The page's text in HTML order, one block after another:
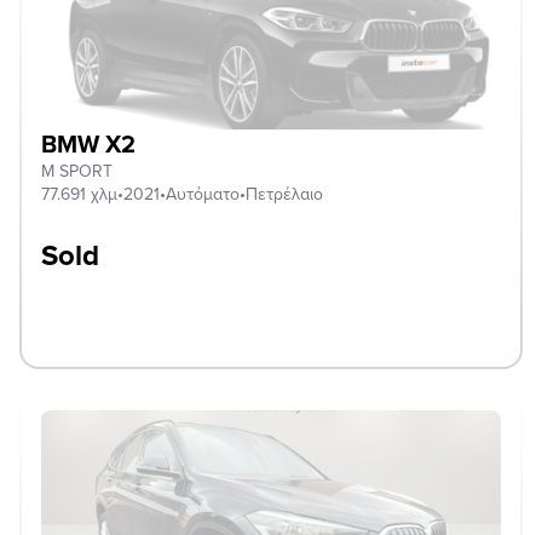
BMW X2
M SPORT
77.691 χλμ•2021•Αυτόματο•Πετρέλαιο
Sold